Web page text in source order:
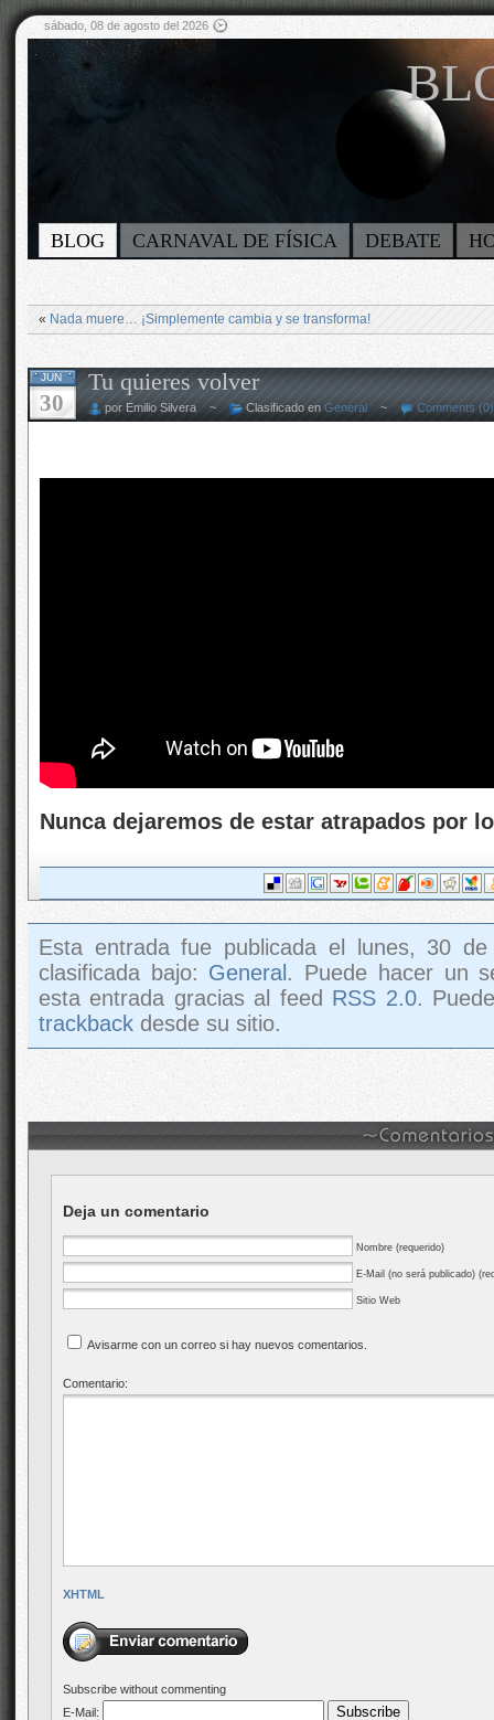
sábado, 08 de agosto del 2026
BLOG CARNAVAL DE FÍSICA DEBATE
« Nada muere… ¡Simplemente cambia y se transforma!
JUN
30
Tu quieres volver
por Emilio Silvera ~ Clasificado en General ~ Comments (0)
Nunca dejaremos de estar atrapados por
Esta entrada fue publicada el lunes, 30
clasificada bajo: General . Puede hacer un
esta entrada gracias al feed RSS 2.0.
trackback desde su sitio.
Deja un comentario
Nombre (requerido)
E-Mail (no será publicado)
Sitio Web
Avisarme con un correo si hay nuevos comentarios.
Comentario:
XHTML
Subscribe without commenting
E-Mail: